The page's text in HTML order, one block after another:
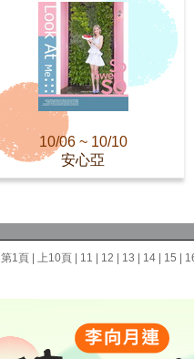
10/06 ~ 10/10
安心亞
第1頁 上10頁 11 12 13 14 15